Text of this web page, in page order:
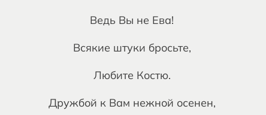
Ведь Вы не Ева!
Всякие штуки бросьте,
Любите Костю.
Дружбой к Вам нежной осенен,